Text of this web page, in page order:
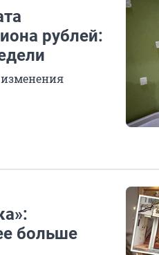
рублей:
больше